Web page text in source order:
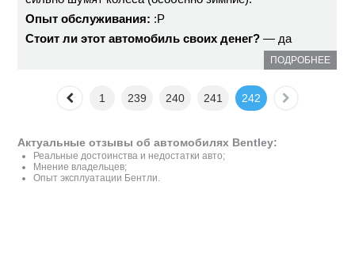
Опыт обслуживания: :P
Стоит ли этот автомобиль своих денег? — да
ПОДРОБНЕЕ
1 239 240 241 242
Актуальные отзывы об автомобилях Bentley:
Реальные достоинства и недостатки авто;
Мнение владельцев;
Опыт эксплуатации Бентли.